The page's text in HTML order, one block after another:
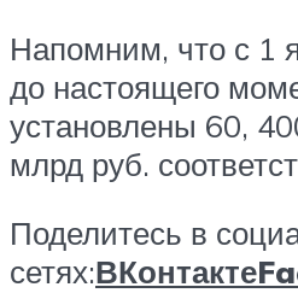
Напомним, что с 1
до настоящего
установлены 60,
млрд руб.
Поделитесь в
сетях:ВКонтакте